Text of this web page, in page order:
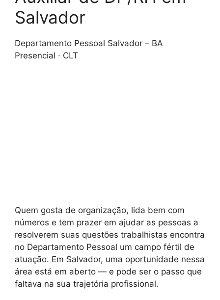
Salvador
Departamento Pessoal Salvador – BA
Presencial · CLT
Quem gosta de organização, lida bem com
números e tem prazer em ajudar as pessoas a
resolverem suas questões trabalhistas encontra
no Departamento Pessoal um campo fértil de
atuação. Em Salvador, uma oportunidade nessa
área está em aberto — e pode ser o passo que
faltava na sua trajetória profissional.